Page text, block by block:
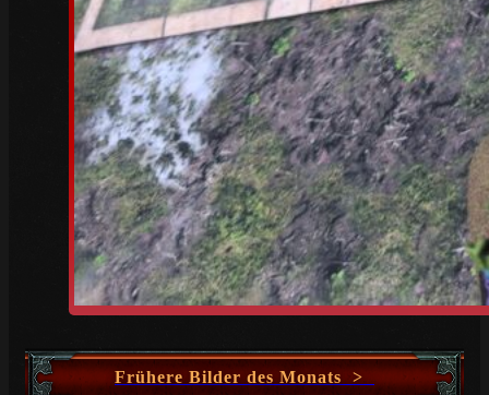
Frühere Bilder des Monats >